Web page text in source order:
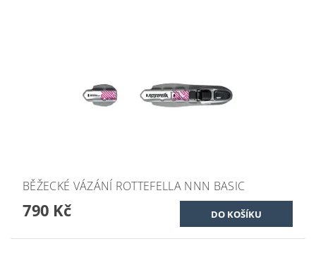
BĚŽECKÉ VÁZÁNÍ ROTTEFELLA NNN BASIC
790 Kč